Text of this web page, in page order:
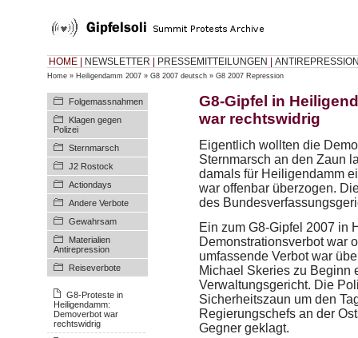
HOME NEWSLETTER PRESSEMITTEILUNGEN
Home » Heiligendamm 2007 » G8 2007 deutsch » G8 2007 Repression
Folgemassnahmen
Klagen gegen
Polizei
Sternmarsch
J2 Rostock
Actiondays
Andere Verbote
Gewahrsam
Materialien
Antirepression
Reiseverbote
G8-Proteste in
Heiligendamm:
Demoverbot war
rechtswidrig
G8-Gipfel in
war rechtswidrig
Eigentlich wollten die
Sternmarsch an den Zaun
damals für Heiligendamm
war offenbar überzogen.
des
Ein zum G8-Gipfel 2007 in
Demonstrationsverbot war
umfassende Verbot war
Michael Skeries zu Beginn
Verwaltungsgericht. Die
Sicherheitszaun um den
Regierungschefs an der
Gegner geklagt.